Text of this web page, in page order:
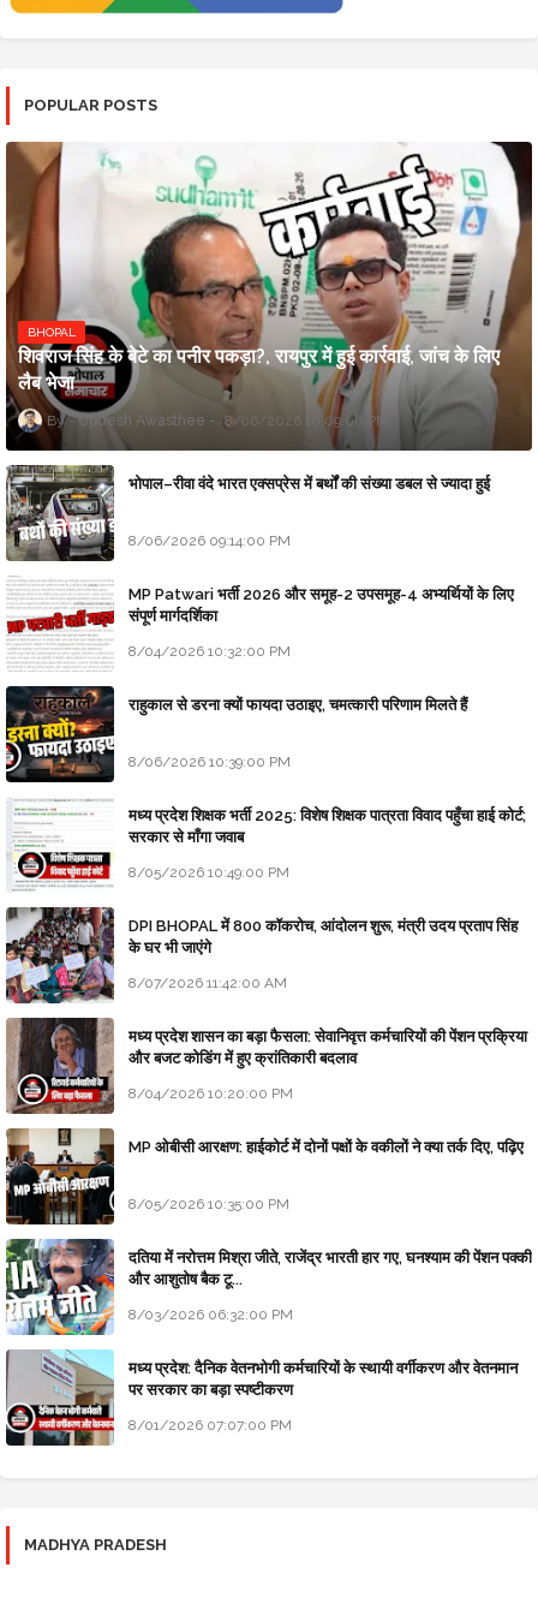
POPULAR POSTS
BHOPAL
शिवराज सिंह के बेटे का पनीर पकड़ा?, रायपुर में हुई कार्रवाई, जांच के लिए
लैब भेजा
Updesh Awasthee 8/06/2026 10:09:00 PM
भोपाल–रीवा वंदे भारत एक्सप्रेस में बर्थों की संख्या डबल से ज्यादा हुई
8/06/2026 09:14:00 PM
MP Patwari भर्ती 2026 और समूह-2 उपसमूह-4 अभ्यर्थियों के लिए
संपूर्ण मार्गदर्शिका
8/04/2026 10:32:00 PM
राहुकाल से डरना क्यों फायदा उठाइए, चमत्कारी परिणाम मिलते हैं
8/06/2026 10:39:00 PM
मध्य प्रदेश शिक्षक भर्ती 2025: विशेष शिक्षक पात्रता विवाद पहुँचा हाई कोर्ट;
सरकार से माँगा जवाब
8/05/2026 10:49:00 PM
DPI BHOPAL में 800 कॉकरोच, आंदोलन शुरू, मंत्री उदय प्रताप सिंह
के घर भी जाएंगे
8/07/2026 11:42:00 AM
मध्य प्रदेश शासन का बड़ा फैसला: सेवानिवृत्त कर्मचारियों की पेंशन प्रक्रिया
और बजट कोडिंग में हुए क्रांतिकारी बदलाव
8/04/2026 10:20:00 PM
MP ओबीसी आरक्षण: हाईकोर्ट में दोनों पक्षों के वकीलों ने क्या तर्क दिए, पढ़िए
8/05/2026 10:35:00 PM
दतिया में नरोत्तम मिश्रा जीते, राजेंद्र भारती हार गए, घनश्याम की पेंशन पक्की
और आशुतोष बैक टू...
8/03/2026 06:32:00 PM
मध्य प्रदेश: दैनिक वेतनभोगी कर्मचारियों के स्थायी वर्गीकरण और वेतनमान
पर सरकार का बड़ा स्पष्टीकरण
8/01/2026 07:07:00 PM
MADHYA PRADESH